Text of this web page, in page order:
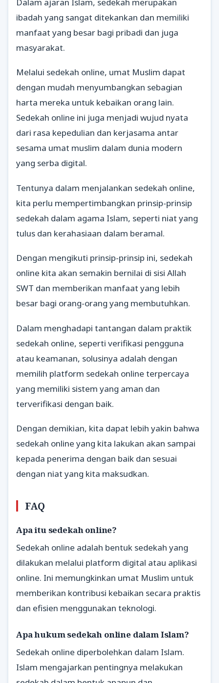
ibadah yang sangat ditekankan dan memiliki
manfaat yang besar bagi pribadi dan juga
masyarakat.
Melalui sedekah online, umat Muslim dapat
dengan mudah menyumbangkan sebagian
harta mereka untuk kebaikan orang lain.
Sedekah online ini juga menjadi wujud nyata
dari rasa kepedulian dan kerjasama antar
sesama umat muslim dalam dunia modern
yang serba digital.
Tentunya dalam menjalankan sedekah online,
kita perlu mempertimbangkan prinsip-prinsip
sedekah dalam agama Islam, seperti niat yang
tulus dan kerahasiaan dalam beramal.
Dengan mengikuti prinsip-prinsip ini, sedekah
online kita akan semakin bernilai di sisi Allah
SWT dan memberikan manfaat yang lebih
besar bagi orang-orang yang membutuhkan.
Dalam menghadapi tantangan dalam praktik
sedekah online, seperti verifikasi pengguna
atau keamanan, solusinya adalah dengan
memilih platform sedekah online terpercaya
yang memiliki sistem yang aman dan
terverifikasi dengan baik.
Dengan demikian, kita dapat lebih yakin bahwa
sedekah online yang kita lakukan akan sampai
kepada penerima dengan baik dan sesuai
dengan niat yang kita maksudkan.
FAQ
Apa itu sedekah online?
Sedekah online adalah bentuk sedekah yang
dilakukan melalui platform digital atau aplikasi
online. Ini memungkinkan umat Muslim untuk
memberikan kontribusi kebaikan secara praktis
dan efisien menggunakan teknologi.
Apa hukum sedekah online dalam Islam?
Sedekah online diperbolehkan dalam Islam.
Islam mengajarkan pentingnya melakukan